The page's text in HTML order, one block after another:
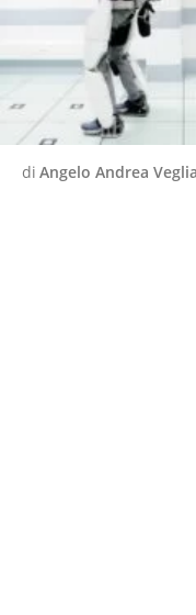
di Angelo Andrea